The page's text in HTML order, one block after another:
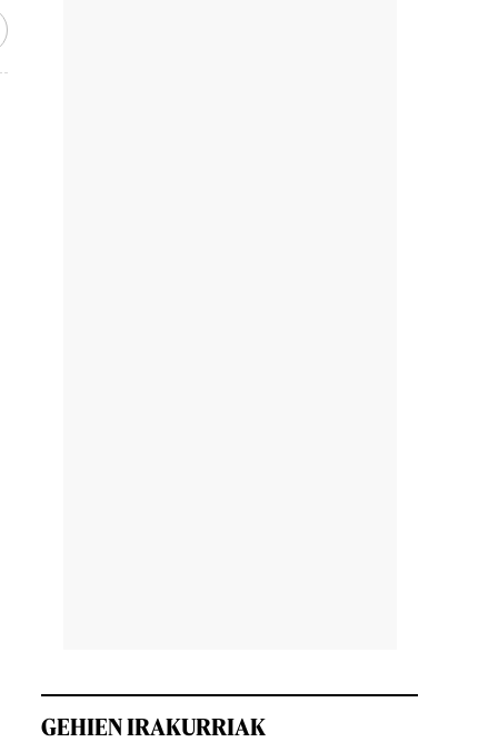
GEHIEN IRAKURRIAK